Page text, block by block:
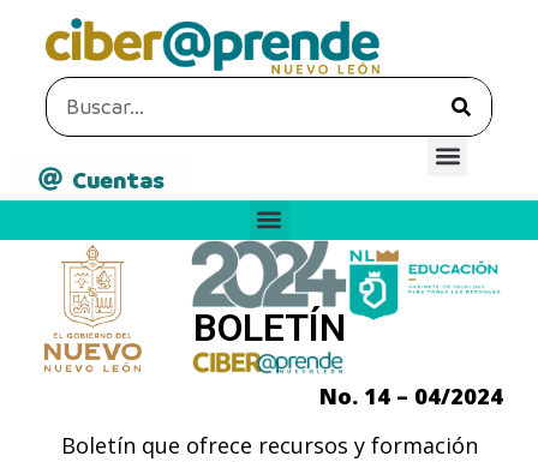
Cuentas
BOLETÍN
No. 14 – 04/2024
Boletín que ofrece recursos y formación